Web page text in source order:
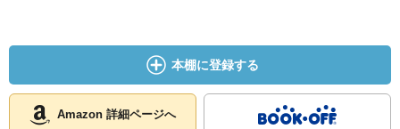
本棚に登録する
Amazon 詳細ページへ